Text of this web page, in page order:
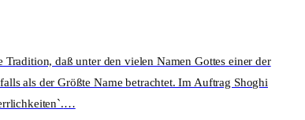
daß unter den vielen Namen Gottes einer der
als der Größte Name betrachtet. Im Auftrag Shoghi
…